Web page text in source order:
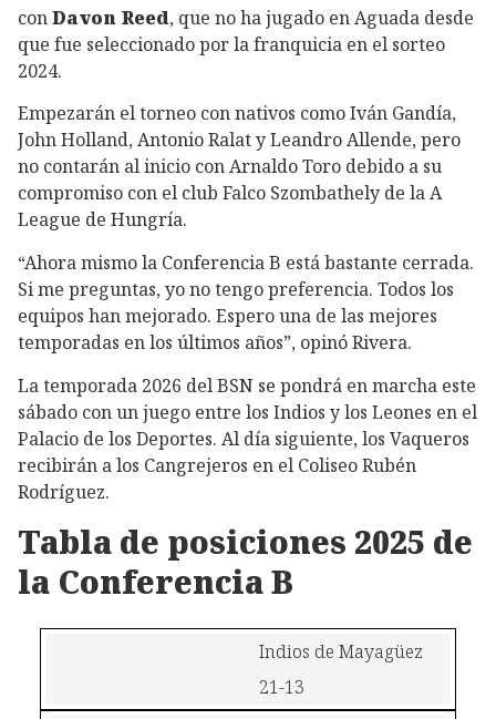
conDavon Reed, que no ha jugado en Aguada desde
que fue seleccionado por la franquicia en el sorteo
2024.
Empezarán el torneo con nativos como Iván Gandía,
John Holland, Antonio Ralat y Leandro Allende, pero
no contarán al inicio con Arnaldo Toro debido a su
compromiso con el club Falco Szombathely de la A
League de Hungría.
“Ahora mismo la Conferencia B está bastante cerrada.
Si me preguntas, yo no tengo preferencia. Todos los
equipos han mejorado. Espero una de las mejores
temporadas en los últimos años”, opinó Rivera.
La temporada 2026 del BSN se pondrá en marcha este
sábado con un juego entre los Indios y los Leones en el
Palacio de los Deportes. Al día siguiente, los Vaqueros
recibirán a los Cangrejeros en el Coliseo Rubén
Rodríguez.
Tabla de posiciones 2025 de
la Conferencia B
Indios de Mayagüez
21-13